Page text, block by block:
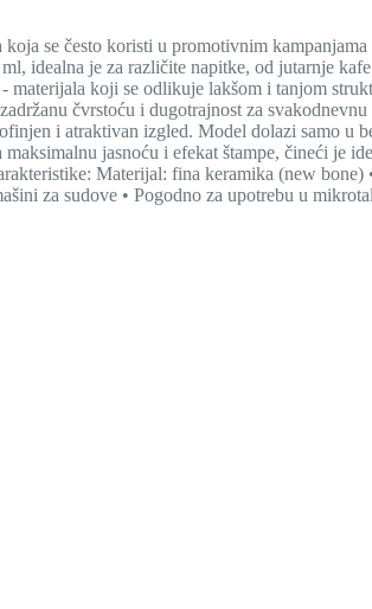
se često koristi u promotivnim
idealna je za različite napitke, od jutarnje
materijala koji se odlikuje lakšom i tanjom
čvrstoću i dugotrajnost za
i atraktivan izgled. Model dolazi samo u
jasnoću i efekat štampe, čineći je
Materijal: fina keramika (new bone)
za sudove • Pogodno za upotrebu u